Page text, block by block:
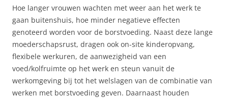
Hoe langer vrouwen wachten met weer aan het werk te
gaan buitenshuis, hoe minder negatieve effecten
genoteerd worden voor de borstvoeding. Naast deze lange
moederschapsrust, dragen ook on-site kinderopvang,
flexibele werkuren, de aanwezigheid van een
voed/kolfruimte op het werk en steun vanuit de
werkomgeving bij tot het welslagen van de combinatie van
werken met borstvoeding geven. Daarnaast houden